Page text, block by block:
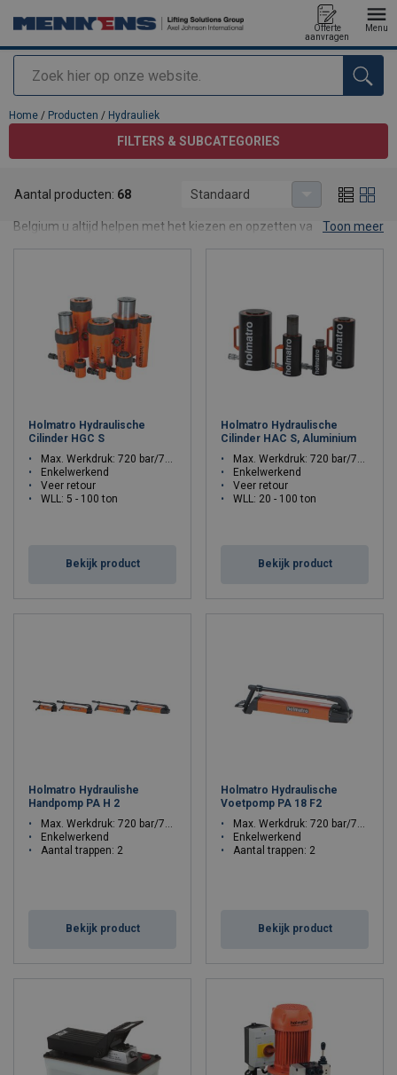
Zoeken
Offerte
aanvragen
Menu
toegevoegd aan uw offerte
Home / Producten / Hydrauliek
FILTERS & SUBCATEGORIES
Dankzij onze expertise en uitgebreid aanbod kan Mennens
Belgium u altijd helpen met het kiezen en opzetten van uw
Bij Mennens Belgium vind u alle Holmatro producten voor uw
specifieke toepassingen zoals
hydraulische cilinders
hydraulische
pompen , hydraulische handgereedschappen
hydraulisch
hefgereedschappen en andere
hydraulische
installatie op maat.
Toon meer
Aantal producten: 68 Standaard
Holmatro Hydraulische
Cilinder HGC S
Max. Werkdruk: 720 bar/72 Mpa
Enkelwerkend
Veer retour
WLL: 5 - 100 ton
Bekijk product
Holmatro Hydraulische
Cilinder HAC S, Aluminium
Max. Werkdruk: 720 bar/72 Mpa
Enkelwerkend
Veer retour
WLL: 20 - 100 ton
Bekijk product
Holmatro Hydraulishe
Handpomp PA H 2
Max. Werkdruk: 720 bar/72 Mpa
Enkelwerkend
Aantal trappen: 2
Bekijk product
Holmatro Hydraulische
Voetpomp PA 18 F2
Max. Werkdruk: 720 bar/72 Mpa
Enkelwerkend
Aantal trappen: 2
Bekijk product